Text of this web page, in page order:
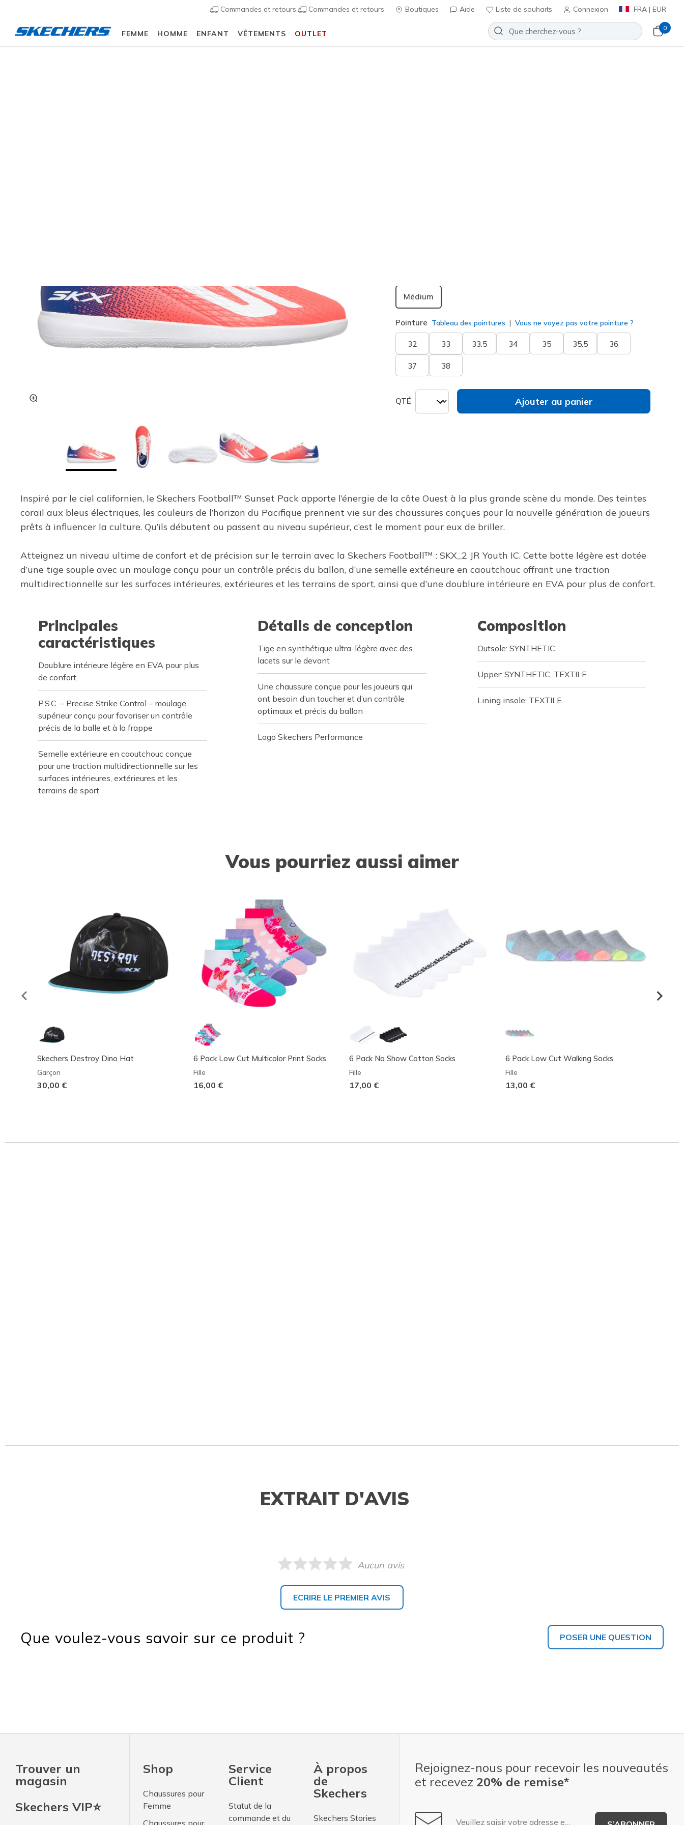
Commandes et retours Commandes et retours Boutiques Aide Liste de souhaits Connexion FRA | EUR
FEMME HOMME ENFANT VÊTEMENTS OUTLET
0
Médium
Pointure Tableau des pointures Vous ne voyez pas votre pointure ?
32 33 33.5 34 35 35.5 36
37 38
QTÉ Ajouter au panier
Inspiré par le ciel californien, le Skechers Football™ Sunset Pack apporte l’énergie de la côte Ouest à la plus grande scène du monde. Des teintes
corail aux bleus électriques, les couleurs de l’horizon du Pacifique prennent vie sur des chaussures conçues pour la nouvelle génération de joueurs
prêts à influencer la culture. Qu’ils débutent ou passent au niveau supérieur, c’est le moment pour eux de briller.
Atteignez un niveau ultime de confort et de précision sur le terrain avec la Skechers Football™ : SKX_2 JR Youth IC. Cette botte légère est dotée
d’une tige souple avec un moulage conçu pour un contrôle précis du ballon, d’une semelle extérieure en caoutchouc offrant une traction
multidirectionnelle sur les surfaces intérieures, extérieures et les terrains de sport, ainsi que d’une doublure intérieure en EVA pour plus de confort.
Principales
caractéristiques
Doublure intérieure légère en EVA pour plus
de confort
P.S.C. – Precise Strike Control – moulage
supérieur conçu pour favoriser un contrôle
précis de la balle et à la frappe
Semelle extérieure en caoutchouc conçue
pour une traction multidirectionnelle sur les
surfaces intérieures, extérieures et les
terrains de sport
Détails de conception
Tige en synthétique ultra-légère avec des
lacets sur le devant
Une chaussure conçue pour les joueurs qui
ont besoin d’un toucher et d’un contrôle
optimaux et précis du ballon
Logo Skechers Performance
Composition
Outsole: SYNTHETIC
Upper: SYNTHETIC, TEXTILE
Lining insole: TEXTILE
Vous pourriez aussi aimer
Skechers Destroy Dino Hat
Garçon
30,00 €
6 Pack Low Cut Multicolor Print Socks
Fille
16,00 €
6 Pack No Show Cotton Socks
Fille
17,00 €
6 Pack Low Cut Walking Socks
Fille
13,00 €
EXTRAIT D'AVIS
Aucun avis
ECRIRE LE PREMIER AVIS
Que voulez-vous savoir sur ce produit ? POSER UNE QUESTION
Trouver un
magasin
Skechers VIP⭐
Shop
Chaussures pour
Femme
Chaussures pour
Service
Client
Statut de la
commande et du
À propos
de
Skechers
Skechers Stories
Rejoignez-nous pour recevoir les nouveautés
et recevez 20% de remise*
Adresse e-mail